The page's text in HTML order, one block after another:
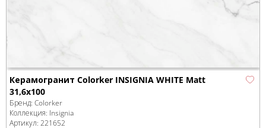
Керамогранит Colorker INSIGNIA WHITE Matt
31,6x100
Бренд: Colorker
Коллекция: Insignia
Артикул: 221652